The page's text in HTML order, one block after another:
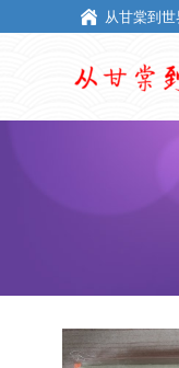
从甘棠到
从甘棠到